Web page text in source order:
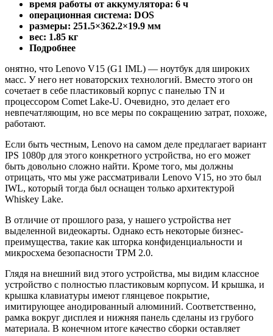
время работы от аккумулятора: 6 ч
операционная система: DOS
pазмеры: 251.5×362.2×19.9 мм
вес: 1.85 кг
Подробнее
онятно, что Lenovo V15 (G1 IML) — ноутбук для широких
масс. У него нет новаторских технологий. Вместо этого он
сочетает в себе пластиковый корпус с панелью TN и
процессором Comet Lake-U. Очевидно, это делает его
невпечатляющим, но все меры по сокращению затрат, похоже,
работают.
Если быть честным, Lenovo на самом деле предлагает вариант
IPS 1080p для этого конкретного устройства, но его может
быть довольно сложно найти. Кроме того, мы должны
отрицать, что мы уже рассматривали Lenovo V15, но это был
IWL, который тогда был оснащен только архитектурой
Whiskey Lake.
В отличие от прошлого раза, у нашего устройства нет
выделенной видеокарты. Однако есть некоторые бизнес-
преимущества, такие как шторка конфиденциальности и
микросхема безопасности TPM 2.0.
Глядя на внешний вид этого устройства, мы видим классное
устройство с полностью пластиковым корпусом. И крышка, и
крышка клавиатуры имеют глянцевое покрытие,
имитирующее анодированный алюминий. Соответственно,
рамка вокруг дисплея и нижняя панель сделаны из грубого
материала. В конечном итоге качество сборки оставляет